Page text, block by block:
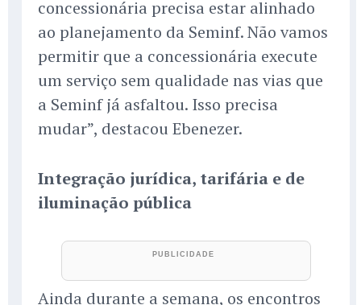
concessionária precisa estar alinhado
ao planejamento da Seminf. Não vamos
permitir que a concessionária execute
um serviço sem qualidade nas vias que
a Seminf já asfaltou. Isso precisa
mudar”, destacou Ebenezer.
Integração jurídica, tarifária e de
iluminação pública
Ainda durante a semana, os encontros